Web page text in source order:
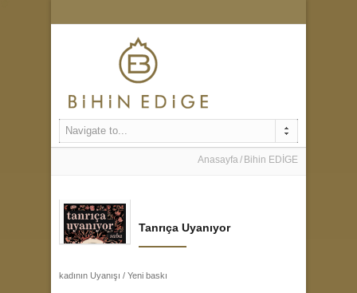
Navigate to...
Anasayfa Bihin EDİGE
Tanrıça Uyanıyor
kadının Uyanışı / Yeni baskı